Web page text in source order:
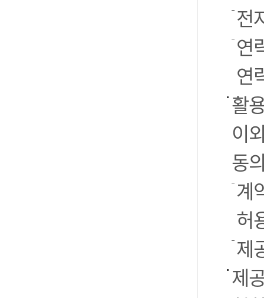
전
연
연
활
이
동
계
허
제
제